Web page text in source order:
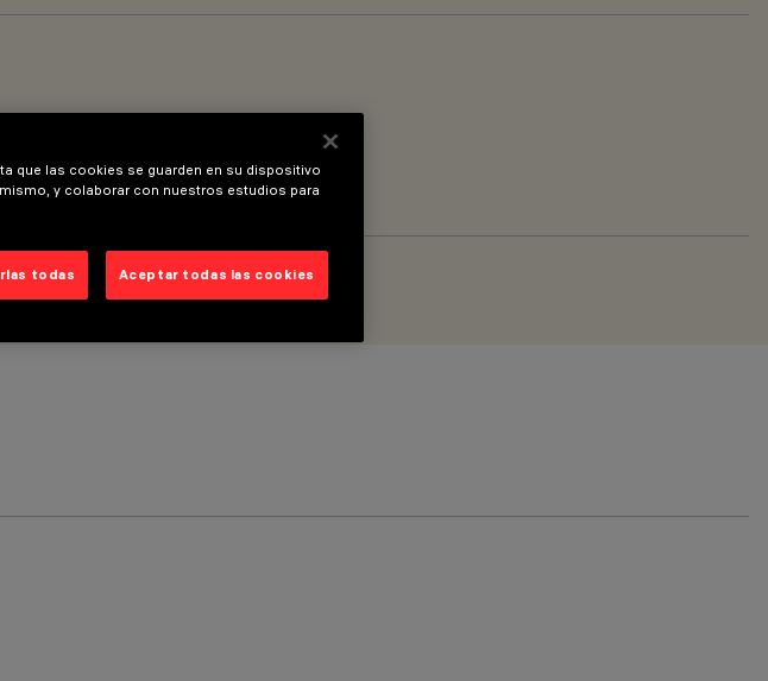
que las cookies se guarden en su dispositivo
y colaborar con nuestros estudios para
todas Aceptar todas las cookies